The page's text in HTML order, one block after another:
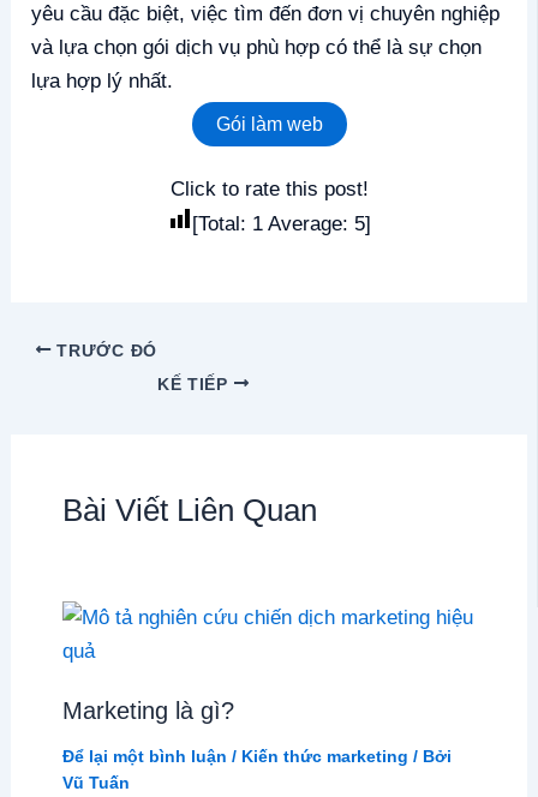
yêu cầu đặc biệt, việc tìm đến đơn vị chuyên nghiệp
và lựa chọn gói dịch vụ phù hợp có thể là sự chọn
lựa hợp lý nhất.
Gói làm web
Click to rate this post!
[Total: 1Average: 5]
TRƯỚC ĐÓ
KẾ TIẾP
Bài Viết Liên Quan
Marketing là gì?
Để lại một bình luận / Kiến thức marketing / Bởi
Vũ Tuấn